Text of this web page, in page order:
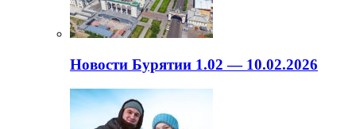
Новости Бурятии 1.02 — 10.02.2026